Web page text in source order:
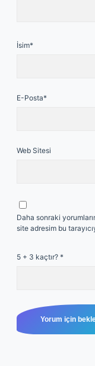
İsim*
E-Posta*
Web Sitesi
Daha sonraki
site adresim bu
5 + 3 kaçtır? *